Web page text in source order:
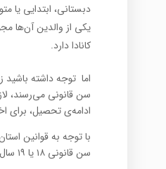
دبستانی، ابتدایی یا
یکی از والدین آن‌ها
کانادا دارد.
اما توجه داشته‌ باشید
سن قانونی می‌رسند،
ادامه‌ی تحصیل، برای
با توجه به قوانین
سن قانونی ۱۸ یا ۱۹ سال در نظر گرفته می‌شود.